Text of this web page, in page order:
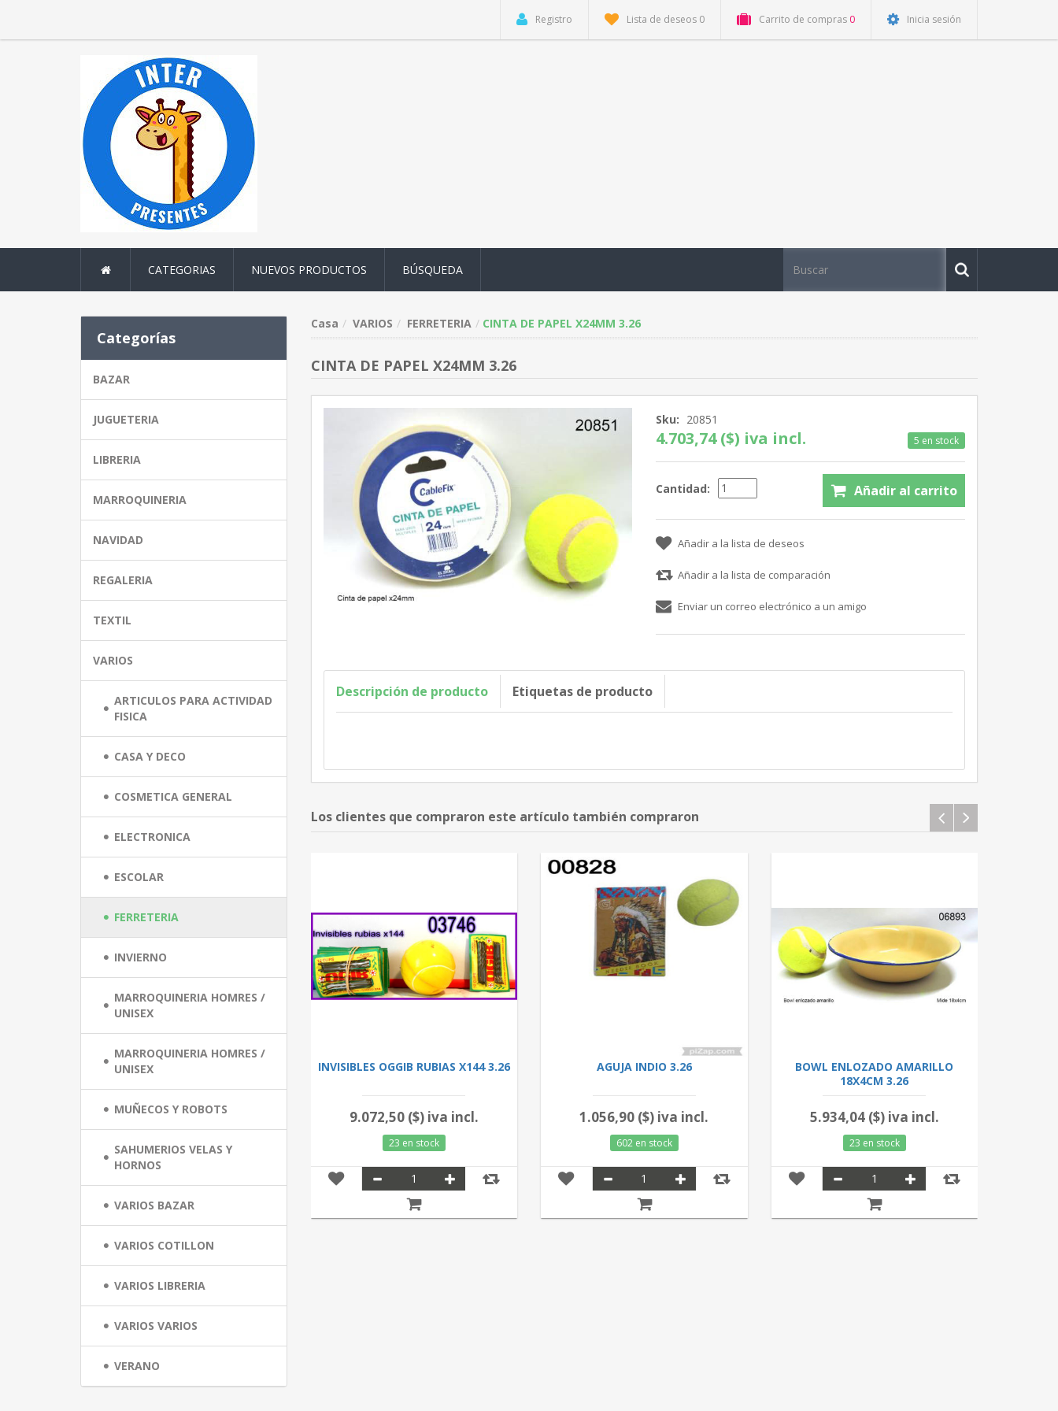
Registro Lista de deseos 0 Carrito de compras 0 Inicia sesión
CATEGORIAS NUEVOS PRODUCTOS BÚSQUEDA
Categorías
BAZAR
JUGUETERIA
LIBRERIA
MARROQUINERIA
NAVIDAD
REGALERIA
TEXTIL
VARIOS
ARTICULOS PARA ACTIVIDAD
FISICA
CASA Y DECO
COSMETICA GENERAL
ELECTRONICA
ESCOLAR
FERRETERIA
INVIERNO
MARROQUINERIA HOMRES /
UNISEX
MARROQUINERIA HOMRES /
UNISEX
MUÑECOS Y ROBOTS
SAHUMERIOS VELAS Y
HORNOS
VARIOS BAZAR
VARIOS COTILLON
VARIOS LIBRERIA
VARIOS VARIOS
VERANO
Casa VARIOS FERRETERIA CINTA DE PAPEL X24MM 3.26
CINTA DE PAPEL X24MM 3.26
Sku: 20851
4.703,74 ($) iva incl. 5 en stock
Cantidad:
Descripción de producto Etiquetas de producto
Los clientes que compraron este artículo también compraron
INVISIBLES OGGIB RUBIAS X144 3.26
9.072,50 ($) iva incl.
23 en stock
AGUJA INDIO 3.26
1.056,90 ($) iva incl.
602 en stock
BOWL ENLOZADO AMARILLO
18X4CM 3.26
5.934,04 ($) iva incl.
23 en stock